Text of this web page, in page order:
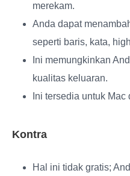
merekam.
Anda dapat
seperti baris, kata,
Ini memungkinkan
kualitas keluaran.
Ini tersedia untuk
Kontra
Hal ini tidak gratis;